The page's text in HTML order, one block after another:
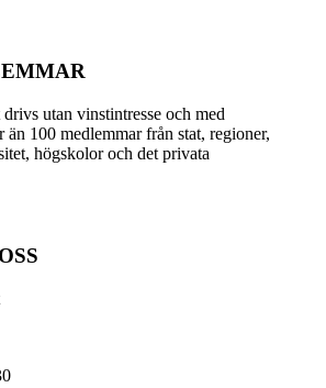
utan vinst­intresse och med
än 100 medlemmar från stat, regioner,
högskolor och det privata